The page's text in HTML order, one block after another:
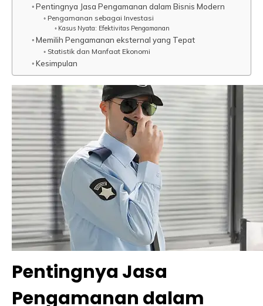
Pentingnya Jasa Pengamanan dalam Bisnis Modern
Pengamanan sebagai Investasi
Kasus Nyata: Efektivitas Pengamanan
Memilih Pengamanan eksternal yang Tepat
Statistik dan Manfaat Ekonomi
Kesimpulan
Pentingnya Jasa
Pengamanan dalam